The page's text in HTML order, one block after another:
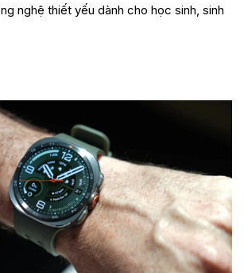
nghệ thiết yếu dành cho học sinh, sinh